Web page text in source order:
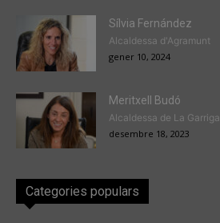
Sílvia Fernández
Alcaldessa d'Agramunt
gener 10, 2024
Meritxell Budó
Alcaldessa de La Garriga
desembre 18, 2023
Categories populars